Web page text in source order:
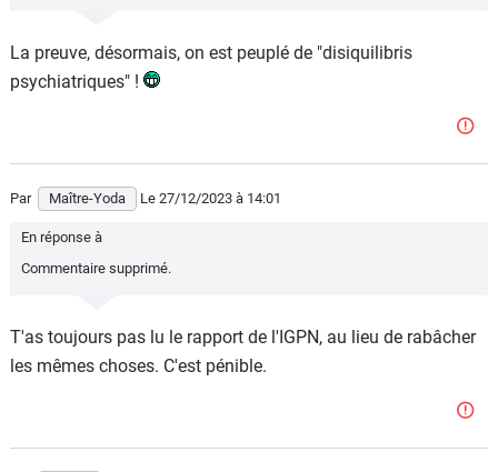
La preuve, désormais, on est peuplé de "disiquilibris
psychiatriques" !
Par Maître-Yoda Le 27/12/2023 à 14:01
En réponse à
Commentaire supprimé.
T'as toujours pas lu le rapport de l'IGPN, au lieu de rabâcher
les mêmes choses. C'est pénible.